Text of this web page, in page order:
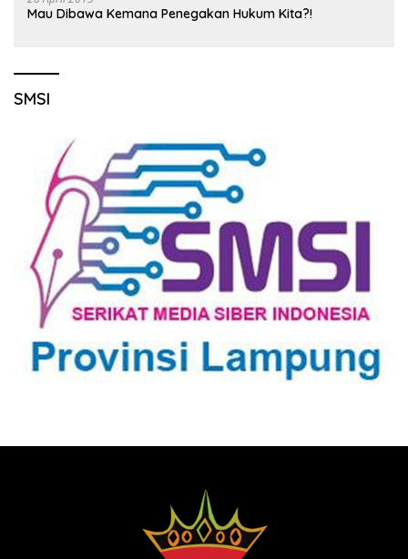
Mau Dibawa Kemana Penegakan Hukum Kita?!
SMSI